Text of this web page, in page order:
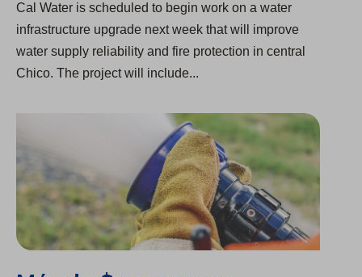
Cal Water is scheduled to begin work on a water
infrastructure upgrade next week that will improve
water supply reliability and fire protection in central
Chico. The project will include...